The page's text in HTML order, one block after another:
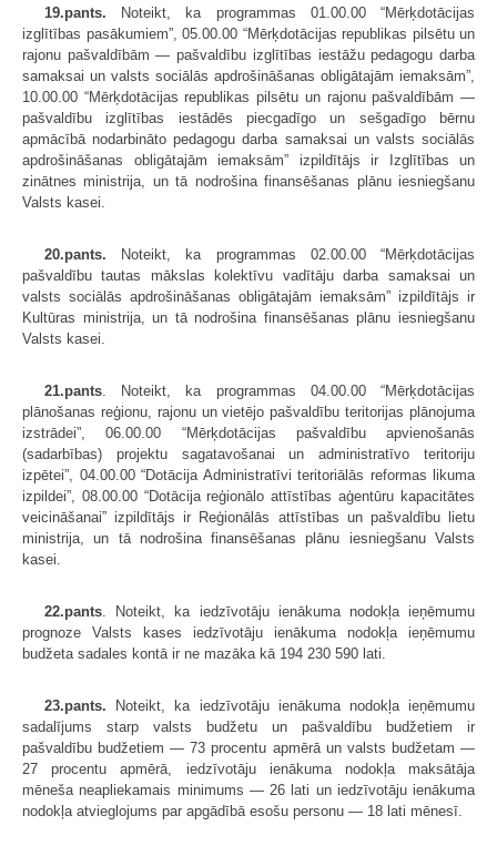
19.pants. Noteikt, ka programmas 01.00.00 “Mērķdotācijas
izglītības pasākumiem”, 05.00.00 “Mērķdotācijas republikas pilsētu un
rajonu pašvaldībām — pašvaldību izglītības iestāžu pedagogu darba
samaksai un valsts sociālās apdrošināšanas obligātajām iemaksām”,
10.00.00 “Mērķdotācijas republikas pilsētu un rajonu pašvaldībām —
pašvaldību izglītības iestādēs piecgadīgo un sešgadīgo bērnu
apmācībā nodarbināto pedagogu darba samaksai un valsts sociālās
apdrošināšanas obligātajām iemaksām” izpildītājs ir Izglītības un
zinātnes ministrija, un tā nodrošina finansēšanas plānu iesniegšanu
Valsts kasei.
20.pants. Noteikt, ka programmas 02.00.00 “Mērķdotācijas
pašvaldību tautas mākslas kolektīvu vadītāju darba samaksai un
valsts sociālās apdrošināšanas obligātajām iemaksām” izpildītājs ir
Kultūras ministrija, un tā nodrošina finansēšanas plānu iesniegšanu
Valsts kasei.
21.pants . Noteikt, ka programmas 04.00.00 “Mērķdotācijas
plānošanas reģionu, rajonu un vietējo pašvaldību teritorijas plānojuma
izstrādei”, 06.00.00 “Mērķdotācijas pašvaldību apvienošanās
(sadarbības) projektu sagatavošanai un administratīvo teritoriju
izpētei”, 04.00.00 “Dotācija Administratīvi teritoriālās reformas likuma
izpildei”, 08.00.00 “Dotācija reģionālo attīstības aģentūru kapacitātes
veicināšanai” izpildītājs ir Reģionālās attīstības un pašvaldību lietu
ministrija, un tā nodrošina finansēšanas plānu iesniegšanu Valsts
kasei.
22.pants . Noteikt, ka iedzīvotāju ienākuma nodokļa ieņēmumu
prognoze Valsts kases iedzīvotāju ienākuma nodokļa ieņēmumu
budžeta sadales kontā ir ne mazāka kā 194 230 590 lati.
23.pants. Noteikt, ka iedzīvotāju ienākuma nodokļa ieņēmumu
sadalījums starp valsts budžetu un pašvaldību budžetiem ir
pašvaldību budžetiem — 73 procentu apmērā un valsts budžetam —
27 procentu apmērā, iedzīvotāju ienākuma nodokļa maksātāja
mēneša neapliekamais minimums — 26 lati un iedzīvotāju ienākuma
nodokļa atvieglojums par apgādībā esošu personu — 18 lati mēnesī.